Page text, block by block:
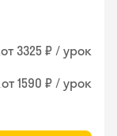
от 3325 ₽ / урок
от 1590 ₽ / урок